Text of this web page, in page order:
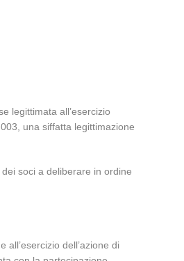
legittimata all’esercizio
una siffatta legittimazione
soci a deliberare in ordine
dell’azione di